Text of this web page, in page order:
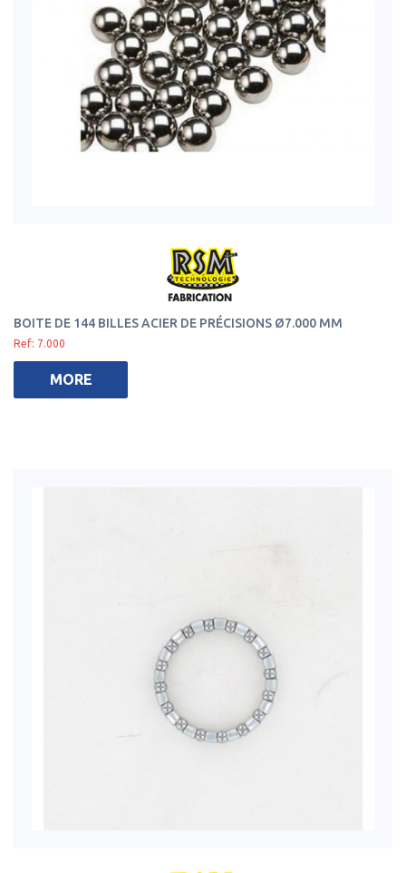
BOITE DE 144 BILLES ACIER DE PRÉCISIONS Ø7.000 MM
Ref: 7.000
MORE